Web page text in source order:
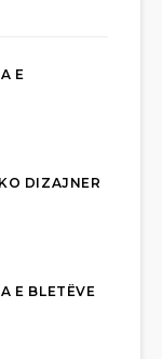
E
DIZAJNER
E BLETËVE